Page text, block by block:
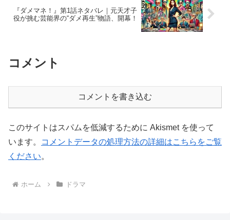
『ダメマネ！』第1話ネタバレ｜元天才子
役が挑む芸能界の“ダメ再生”物語、開幕！
コメント
コメントを書き込む
このサイトはスパムを低減するために Akismet を使って
います。
コメントデータの処理方法の詳細はこちらをご覧
ください。
ホーム ドラマ